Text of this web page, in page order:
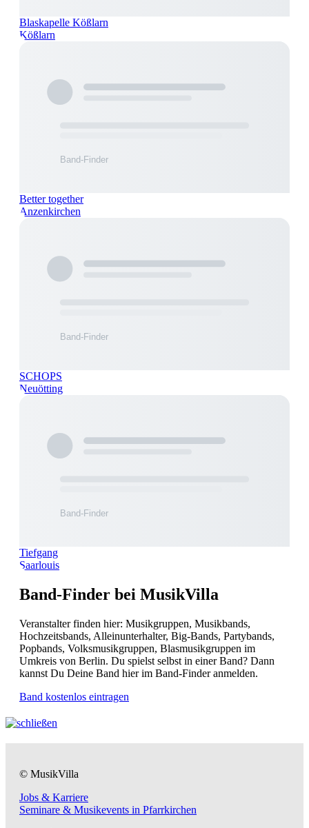
Blaskapelle Kößlarn
Kößlarn
Better together
Anzenkirchen
SCHOPS
Neuötting
Tiefgang
Saarlouis
Band-Finder bei MusikVilla
Veranstalter finden hier: Musikgruppen, Musikbands,
Hochzeitsbands, Alleinunterhalter, Big-Bands, Partybands,
Popbands, Volksmusikgruppen, Blasmusikgruppen im
Umkreis von Berlin. Du spielst selbst in einer Band? Dann
kannst Du Deine Band hier im Band-Finder anmelden.
Band kostenlos eintragen
© MusikVilla
Jobs & Karriere
Seminare & Musikevents in Pfarrkirchen